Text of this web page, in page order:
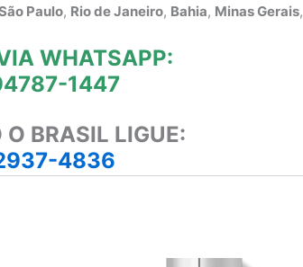
Paulo, Rio de Janeiro, Bahia, Minas Gerais,
WHATSAPP:
1447
O BRASIL LIGUE:
4836